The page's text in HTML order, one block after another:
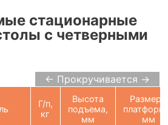
стационарные
с четверными
← Прокручивается →
Г/п,
кг
Высота
подъема,
мм
Размеры
мм